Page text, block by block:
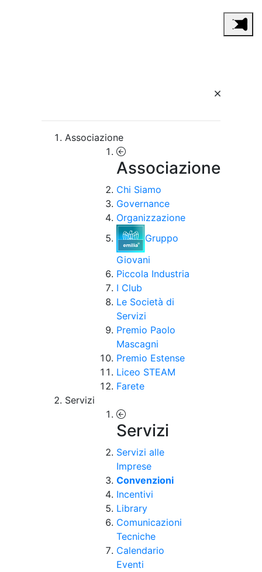
Associazione
Associazione
Chi Siamo
Governance
Organizzazione
Gruppo
Giovani
Piccola Industria
I Club
Le Società di
Servizi
Premio Paolo
Mascagni
Premio Estense
Liceo STEAM
Farete
Servizi
Servizi
Servizi alle
Imprese
Convenzioni
Incentivi
Library
Comunicazioni
Tecniche
Calendario
Eventi